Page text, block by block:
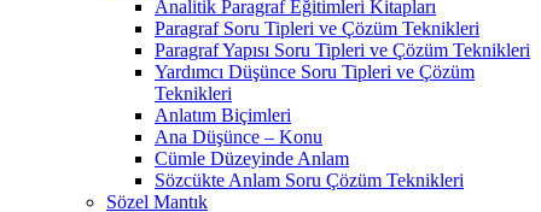
Analitik Paragraf Eğitimleri Kitapları
Paragraf Soru Tipleri ve Çözüm Teknikleri
Paragraf Yapısı Soru Tipleri ve Çözüm Teknikleri
Yardımcı Düşünce Soru Tipleri ve Çözüm
Teknikleri
Anlatım Biçimleri
Ana Düşünce – Konu
Cümle Düzeyinde Anlam
Sözcükte Anlam Soru Çözüm Teknikleri
Sözel Mantık